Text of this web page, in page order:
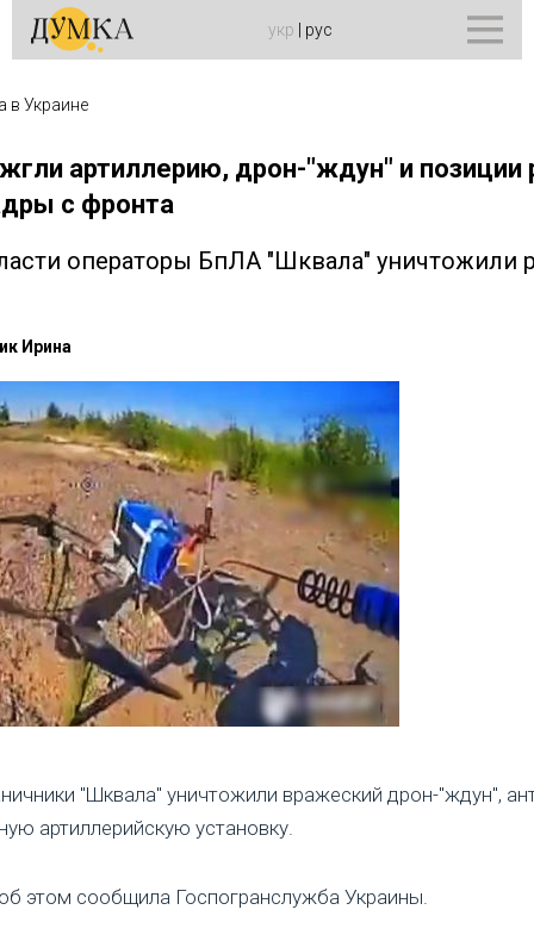
укр рус
в Украине
артиллерию, дрон-"ждун" и позиции
с фронта
операторы БпЛА "Шквала" уничтожили
Ирина
"Шквала" уничтожили вражеский дрон-"ждун",
артиллерийскую установку.
этом сообщила Госпогранслужба Украины.